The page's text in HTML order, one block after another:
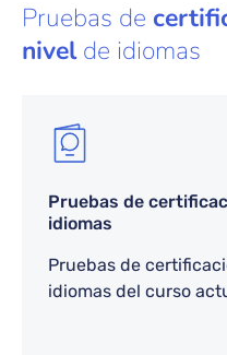
Pruebas de
nivelde idiomas
Pruebas de
idiomas
Pruebas de
idiomas del curso